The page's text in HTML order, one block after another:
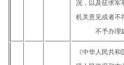
况，以及征求军
机关意见或者不
不予办理
《中华人民共